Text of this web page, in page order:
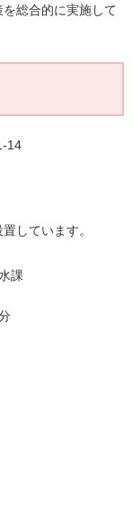
総合的に実施して
14
しています。
課